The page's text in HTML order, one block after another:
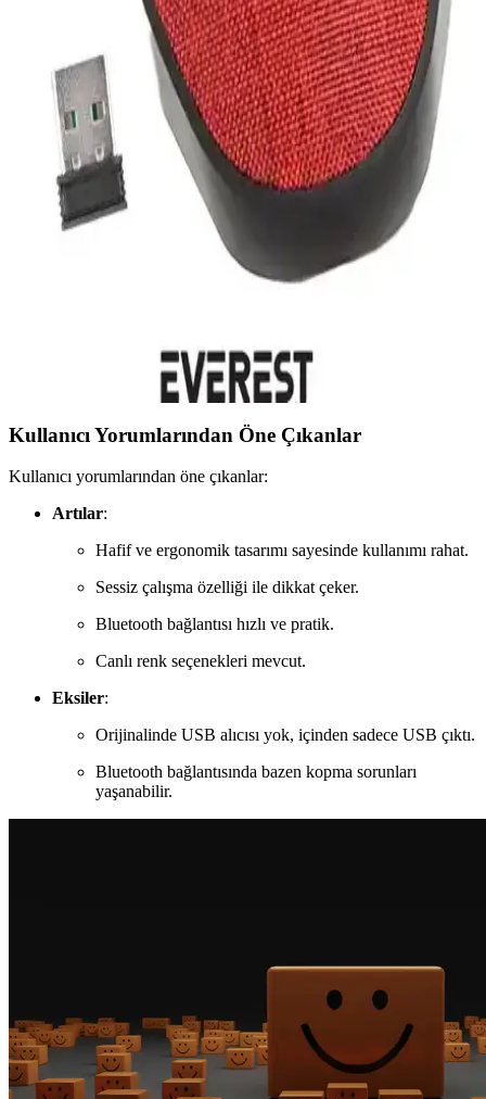
Xiaomi'nin çift modlu kablosuz Bluetooth mouse özellikleri, çoklu
cihaz uyumu ve kullanım esnekliği sunarak çeşitli alanlarda avantaj
Everest SMW-88 ve Lecoo WS214 Kablosuz Mouse
Karşılaştırması: Ofis ve Ev Özellik Analizi
Bu karşılaştırma Everest SMW-88 ile Lecoo WS214 kablosuz
fareleri DPI farkı, bağlantı güvenilirliği, ergonomi uyumu, tuş sayısı
ve kullanım alanı açısından inceler; ev ve ofis kullanımında
performans ve kullanıcı görüşleriyle destekler.
Everest Kablosuz Mouse Karşılaştırması: KM-218
özellikleri, kullanıcı yorumları ve performans karşılaştırmasıyla
doğru seçim yapmanıza yardımcı oluyor.
Kullanıcı Yorumlarından Öne Çıkanlar
Kullanıcı yorumlarından öne çıkanlar:
Artılar:
Hafif ve ergonomik tasarımı sayesinde kullanımı rahat.
Sessiz çalışma özelliği ile dikkat çeker.
Bluetooth bağlantısı hızlı ve pratik.
Canlı renk seçenekleri mevcut.
Eksiler:
Orijinalinde USB alıcısı yok, içinden sadece USB çıktı.
Bluetooth bağlantısında bazen kopma sorunları
yaşanabilir.